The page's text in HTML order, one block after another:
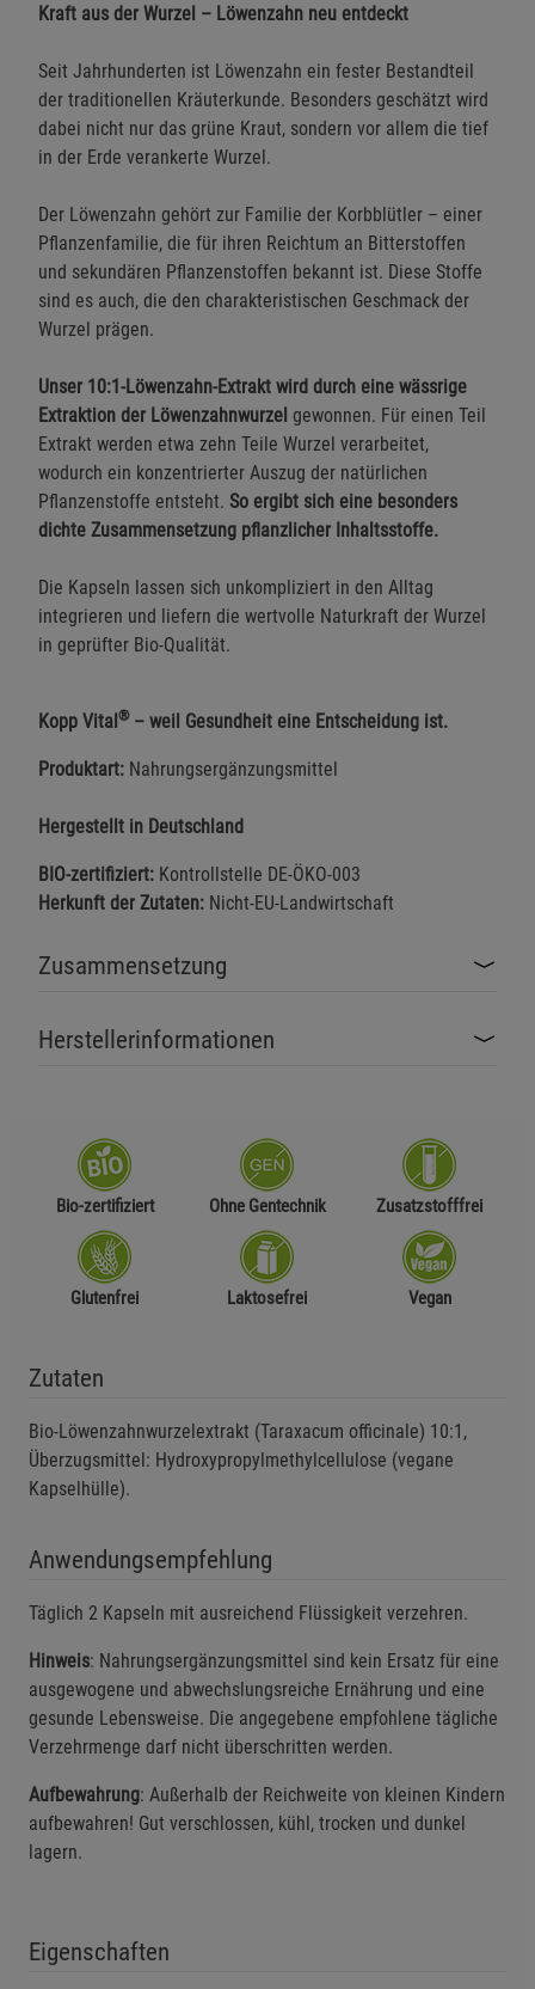
Kraft aus der Wurzel – Löwenzahn neu entdeckt
Seit Jahrhunderten ist Löwenzahn ein fester Bestandteil
der traditionellen Kräuterkunde. Besonders geschätzt wird
dabei nicht nur das grüne Kraut, sondern vor allem die tief
in der Erde verankerte Wurzel.
Der Löwenzahn gehört zur Familie der Korbblütler – einer
Pflanzenfamilie, die für ihren Reichtum an Bitterstoffen
und sekundären Pflanzenstoffen bekannt ist. Diese Stoffe
sind es auch, die den charakteristischen Geschmack der
Wurzel prägen.
Unser 10:1-Löwenzahn-Extrakt wird durch eine wässrige
Extraktion der Löwenzahnwurzel gewonnen. Für einen Teil
Extrakt werden etwa zehn Teile Wurzel verarbeitet,
wodurch ein konzentrierter Auszug der natürlichen
Pflanzenstoffe entsteht. So ergibt sich eine besonders
dichte Zusammensetzung pflanzlicher Inhaltsstoffe.
Die Kapseln lassen sich unkompliziert in den Alltag
integrieren und liefern die wertvolle Naturkraft der Wurzel
in geprüfter Bio-Qualität.
Kopp Vital®– weil Gesundheit eine Entscheidung ist.
Produktart: Nahrungsergänzungsmittel
Hergestellt in Deutschland
BIO-zertifiziert: Kontrollstelle DE-ÖKO-003
Herkunft der Zutaten: Nicht-EU-Landwirtschaft
Zusammensetzung
Herstellerinformationen
Bio-zertifiziert Ohne Gentechnik Zusatzstofffrei
Glutenfrei Laktosefrei Vegan
Zutaten
Bio-Löwenzahnwurzelextrakt (Taraxacum officinale) 10:1,
Überzugsmittel: Hydroxypropylmethylcellulose (vegane
Kapselhülle).
Anwendungsempfehlung
Täglich 2 Kapseln mit ausreichend Flüssigkeit verzehren.
Hinweis: Nahrungsergänzungsmittel sind kein Ersatz für eine
ausgewogene und abwechslungsreiche Ernährung und eine
gesunde Lebensweise. Die angegebene empfohlene tägliche
Verzehrmenge darf nicht überschritten werden.
Aufbewahrung: Außerhalb der Reichweite von kleinen Kindern
aufbewahren! Gut verschlossen, kühl, trocken und dunkel
lagern.
Eigenschaften